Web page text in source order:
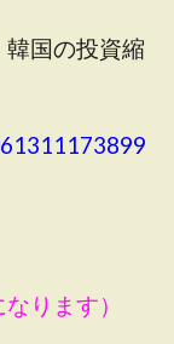
韓国の投資縮
ります）